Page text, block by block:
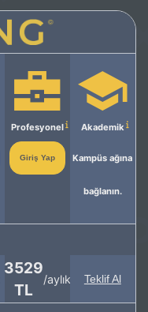
Profesyonel
Giriş Yap
Akademik
Kampüs ağına
bağlanın.
3529
TL
/aylık Teklif Al